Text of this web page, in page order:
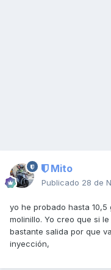
Mito
Publicado 28 de
yo he probado hasta
molinillo. Yo creo que si
bastante salida por que
inyección,